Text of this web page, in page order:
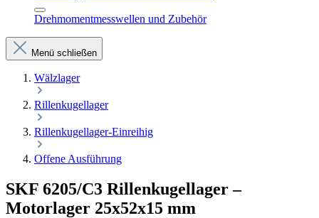
Drehmomentmesswellen und Zubehör
Menü schließen
Wälzlager
Rillenkugellager
Rillenkugellager-Einreihig
Offene Ausführung
SKF 6205/C3 Rillenkugellager –
Motorlager 25x52x15 mm